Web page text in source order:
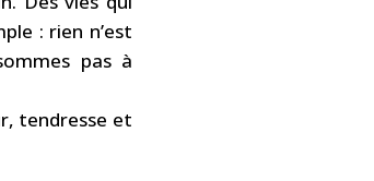
: rien n’est
pas à
tendresse et